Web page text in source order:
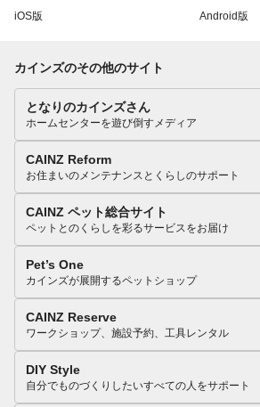
iOS版 Android版
カインズのその他のサイト
となりのカインズさん
ホームセンターを遊び倒すメディア
CAINZ Reform
お住まいのメンテナンスとくらしのサポート
CAINZ ペット総合サイト
ペットとのくらしを彩るサービスをお届け
Pet’s One
カインズが展開するペットショップ
CAINZ Reserve
ワークショップ、施設予約、工具レンタル
DIY Style
自分でものづくりしたいすべての人をサポート